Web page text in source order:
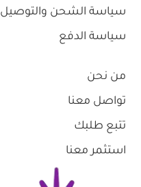
سياسة الشحن والتوصيل
سياسة الدفع
من نحن
تواصل معنا
تتبع طلبك
استثمر معنا